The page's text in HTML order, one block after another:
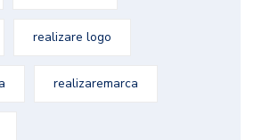
realizare logo
realizaremarca